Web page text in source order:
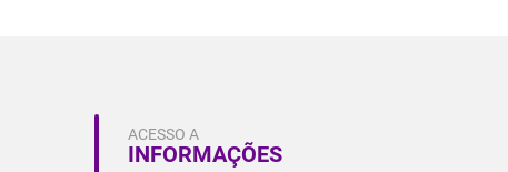
ACESSO A
INFORMAÇÕES